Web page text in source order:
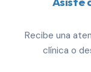
Recibe una
clínica o